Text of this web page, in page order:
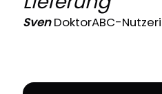
SvenDoktorABC-